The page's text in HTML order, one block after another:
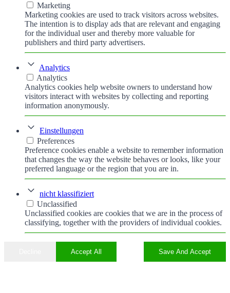
Marketing
Marketing cookies are used to track visitors across websites.
The intention is to display ads that are relevant and engaging
for the individual user and thereby more valuable for
publishers and third party advertisers.
Analytics
Analytics
Analytics cookies help website owners to understand how
visitors interact with websites by collecting and reporting
information anonymously.
Einstellungen
Preferences
Preference cookies enable a website to remember information
that changes the way the website behaves or looks, like your
preferred language or the region that you are in.
nicht klassifiziert
Unclassified
Unclassified cookies are cookies that we are in the process of
classifying, together with the providers of individual cookies.
Accept All Save And Accept